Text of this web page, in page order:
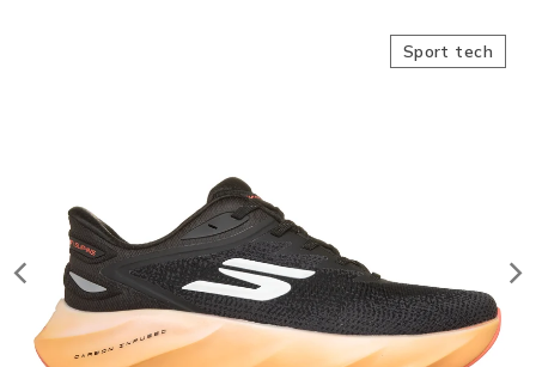
Sport tech